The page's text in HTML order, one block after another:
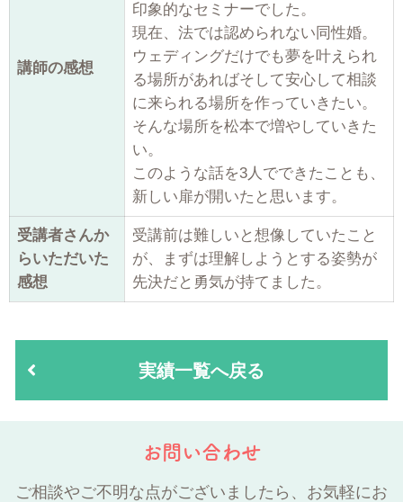
講師の感想
印象的なセミナーでした。
現在、法では認められない同性婚。
ウェディングだけでも夢を叶えられ
る場所があればそして安心して相談
に来られる場所を作っていきたい。
そんな場所を松本で増やしていきた
い。
このような話を3人でできたことも、
新しい扉が開いたと思います。
受講者さんか
らいただいた
感想
受講前は難しいと想像していたこと
が、まずは理解しようとする姿勢が
先決だと勇気が持てました。
実績一覧へ戻る
お問い合わせ
ご相談やご不明な点がございましたら、お気軽にお